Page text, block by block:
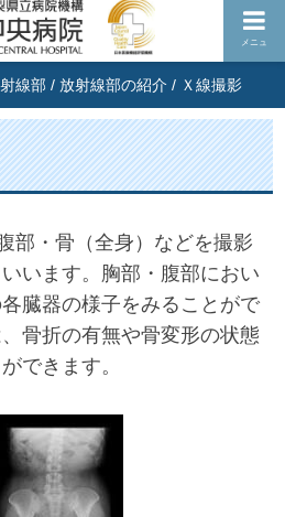
メニュ
線部 /放射線部の紹介 / Ｘ線撮影
部・骨（全身）などを撮影
います。胸部・腹部におい
臓器の様子をみることがで
骨折の有無や骨変形の状態
できます。